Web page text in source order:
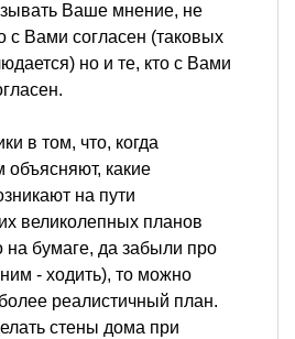
Ваше мнение, не
с Вами согласен (таковых
но и те, кто с Вами
в том, что, когда
объясняют, какие
на пути
великолепных планов
на бумаге, да забыли про
- ходить), то можно
реалистичный план.
стены дома при